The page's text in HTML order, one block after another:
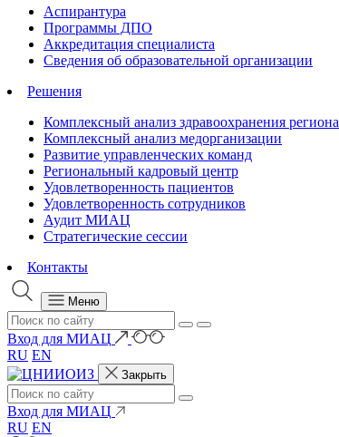
Аспирантура
Программы ДПО
Аккредитация специалиста
Сведения об образовательной организации
Решения
Комплексный анализ здравоохранения региона
Комплексный анализ медорганизации
Развитие управленческих команд
Региональный кадровый центр
Удовлетворенность пациентов
Удовлетворенность сотрудников
Аудит МИАЦ
Стратегические сессии
Контакты
Меню
Вход для МИАЦ
RU EN
Закрыть
Вход для МИАЦ
RU EN